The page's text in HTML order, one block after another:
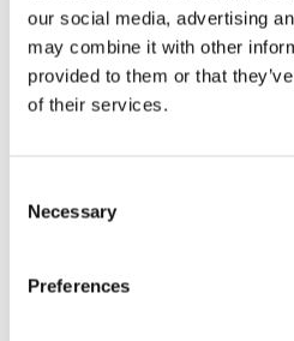
our social media, advertising
may combine it with other
provided to them or that
of their services.
Selection
Necessary
Preferences
Dal momento in cui
risarcimento per un
duramente per assicurarci